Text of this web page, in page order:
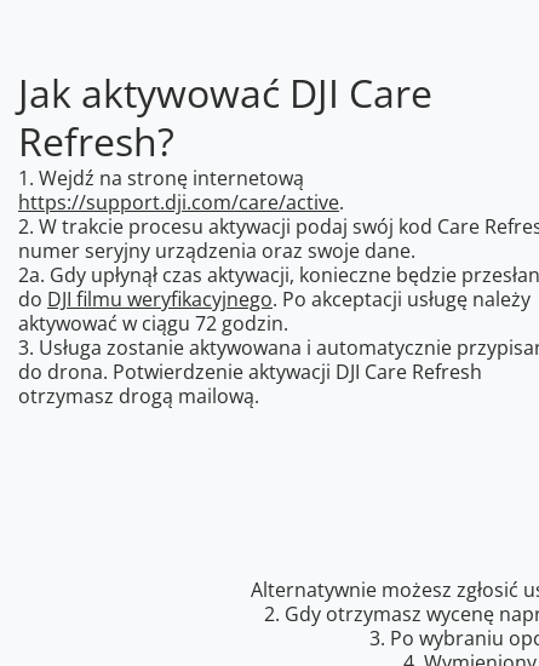
Jak aktywować DJI Care
Refresh?
1. Wejdź na stronę internetową
https://support.dji.com/care/active.
2. W trakcie procesu aktywacji podaj swój kod Care
numer seryjny urządzenia oraz swoje dane.
2a. Gdy upłynął czas aktywacji, konieczne będzie
do DJI filmu weryfikacyjnego. Po akceptacji usługę należy
aktywować w ciągu 72 godzin.
3. Usługa zostanie aktywowana i automatycznie
do drona. Potwierdzenie aktywacji DJI Care Refresh
otrzymasz drogą mailową.
Alternatywnie możesz zgłosić
2. Gdy otrzymasz wycenę
3. Po wybraniu